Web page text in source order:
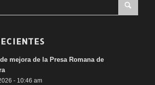
mejora de la Presa Romana de
- 10:46 am